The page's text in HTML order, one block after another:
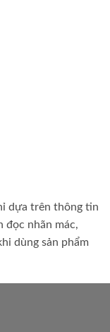
dựa trên thông tin
đọc nhãn mác,
dùng sản phẩm